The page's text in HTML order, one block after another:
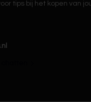
tips bij het kopen van